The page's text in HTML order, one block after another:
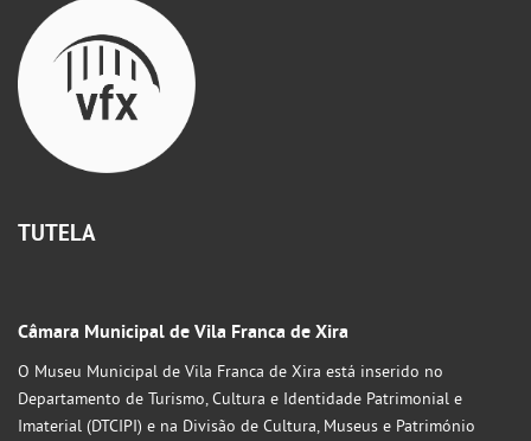
TUTELA
Câmara Municipal de Vila Franca de Xira
O Museu Municipal de Vila Franca de Xira está inserido no
Departamento de Turismo, Cultura e Identidade Patrimonial e
Imaterial (DTCIPI) e na Divisão de Cultura, Museus e Património